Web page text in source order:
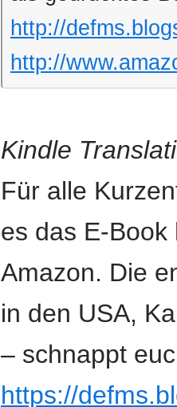
http://
http://
Kindle
Für alle
es das E-Book
Amazon. Die
in den USA,
– schnappt
https://